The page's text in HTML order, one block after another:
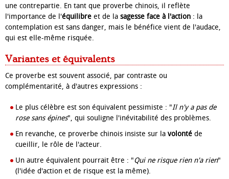
une contrepartie. En tant que proverbe chinois, il reflète
l'importance de l'équilibre et de la sagesse face à l'action : la
contemplation est sans danger, mais le bénéfice vient de l'audace,
qui est elle-même risquée.
Variantes et équivalents
Ce proverbe est souvent associé, par contraste ou
complémentarité, à d'autres expressions :
Le plus célèbre est son équivalent pessimiste : "Il n'y a pas de
rose sans épines", qui souligne l'inévitabilité des problèmes.
En revanche, ce proverbe chinois insiste sur la volonté de
cueillir, le rôle de l'acteur.
Un autre équivalent pourrait être : "Qui ne risque rien n'a rien"
(l'idée d'action et de risque est la même).